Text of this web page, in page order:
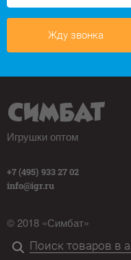
Жду звонка
Игрушки оптом
+7 (495) 933 27 02
info@igr.ru
© 2018 «Симбат»